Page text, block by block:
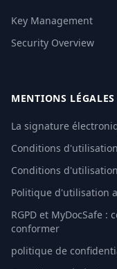
Key Management
Security Overview
MENTIONS LÉGALES
La signature
Conditions d'utilisation
Conditions
Politique d'utilisation
RGPD et MyDocSafe :
conformer
politique de